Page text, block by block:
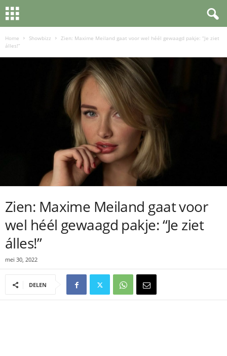
Home Showbizz
Zien: Maxime Meiland gaat voor wel héél gewaagd pakje: “Je ziet
álles!”
Zien: Maxime Meiland gaat voor
wel héél gewaagd pakje: “Je ziet
álles!”
mei 30, 2022
DELEN